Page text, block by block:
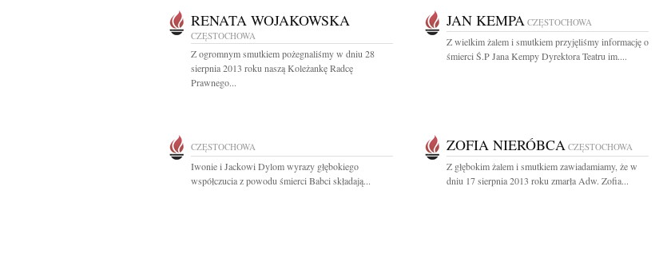
RENATA WOJAKOWSKA
CZĘSTOCHOWA
Z ogromnym smutkiem pożegnaliśmy w dniu 28
sierpnia 2013 roku naszą Koleżankę Radcę
Prawnego...
JAN KEMPA CZĘSTOCHOWA
Z wielkim żalem i smutkiem przyjęliśmy informację o
śmierci Ś.P Jana Kempy Dyrektora Teatru im....
CZĘSTOCHOWA
Iwonie i Jackowi Dylom wyrazy głębokiego
współczucia z powodu śmierci Babci składają...
ZOFIA NIERÓBCA CZĘSTOCHOWA
Z głębokim żalem i smutkiem zawiadamiamy, że w
dniu 17 sierpnia 2013 roku zmarła Adw. Zofia...